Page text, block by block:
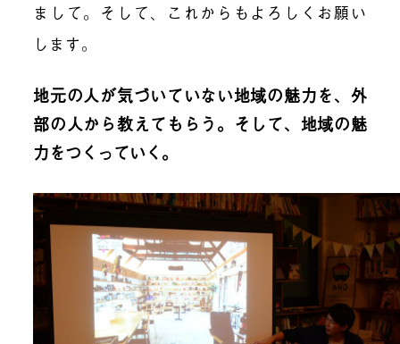
まして。そして、これからもよろしくお願い
します。
地元の人が気づいていない地域の魅力を、外
部の人から教えてもらう。そして、地域の魅
力をつくっていく。